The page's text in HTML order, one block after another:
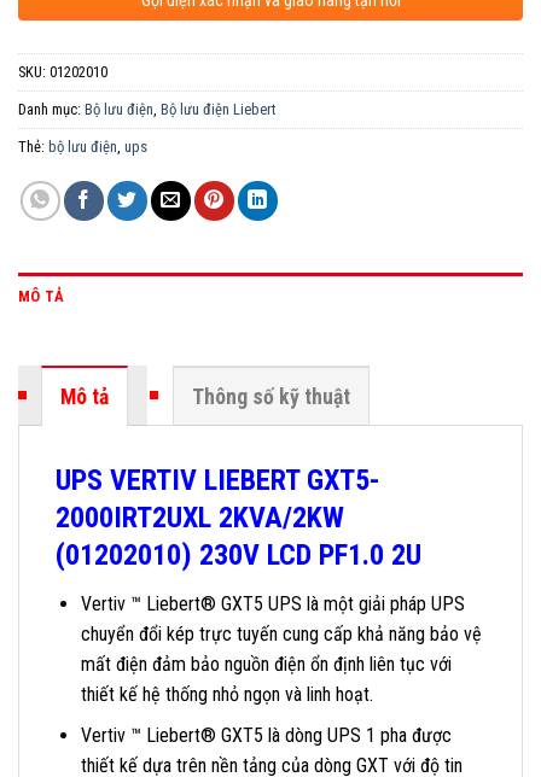
SKU: 01202010
Danh mục: Bộ lưu điện Bộ lưu điện Liebert
Thẻ: bộ lưu điện ups
MÔ TẢ
Mô tả Thông số kỹ thuật
UPS VERTIV LIEBERT GXT5-
2000IRT2UXL 2KVA/2KW
(01202010) 230V LCD PF1.0 2U
Vertiv ™ Liebert® GXT5 UPS là một giải pháp UPS
chuyển đổi kép trực tuyến cung cấp khả năng bảo vệ
mất điện đảm bảo nguồn điện ổn định liên tục với
thiết kế hệ thống nhỏ ngọn và linh hoạt.
Vertiv ™ Liebert® GXT5 là dòng UPS 1 pha được
thiết kế dựa trên nền tảng của dòng GXT với độ tin